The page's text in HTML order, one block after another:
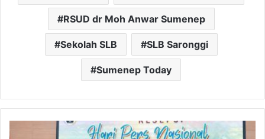
RSUD dr Moh Anwar Sumenep
Sekolah SLB SLB Saronggi
Sumenep Today